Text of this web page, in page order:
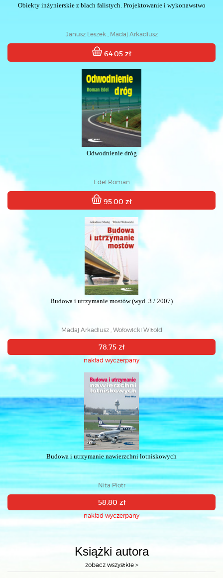
Obiekty inżynierskie z blach falistych. Projektowanie i wykonawstwo
Janusz Leszek , Madaj Arkadiusz
64.05 zł
Odwodnienie dróg
Edel Roman
95.00 zł
Budowa i utrzymanie mostów (wyd. 3 / 2007)
Madaj Arkadiusz , Wołowicki Witold
78.75 zł
nakład wyczerpany
Budowa i utrzymanie nawierzchni lotniskowych
Nita Piotr
58.80 zł
nakład wyczerpany
Książki autora
zobacz wszystkie >